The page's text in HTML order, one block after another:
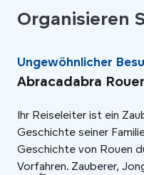
Organisieren
Ungewöhnlicher
Abracadabra
Ihr Reiseleiter ist ein
Geschichte seiner
Geschichte von Rouen
Vorfahren. Zauberer,